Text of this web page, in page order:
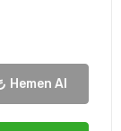
Hemen Al